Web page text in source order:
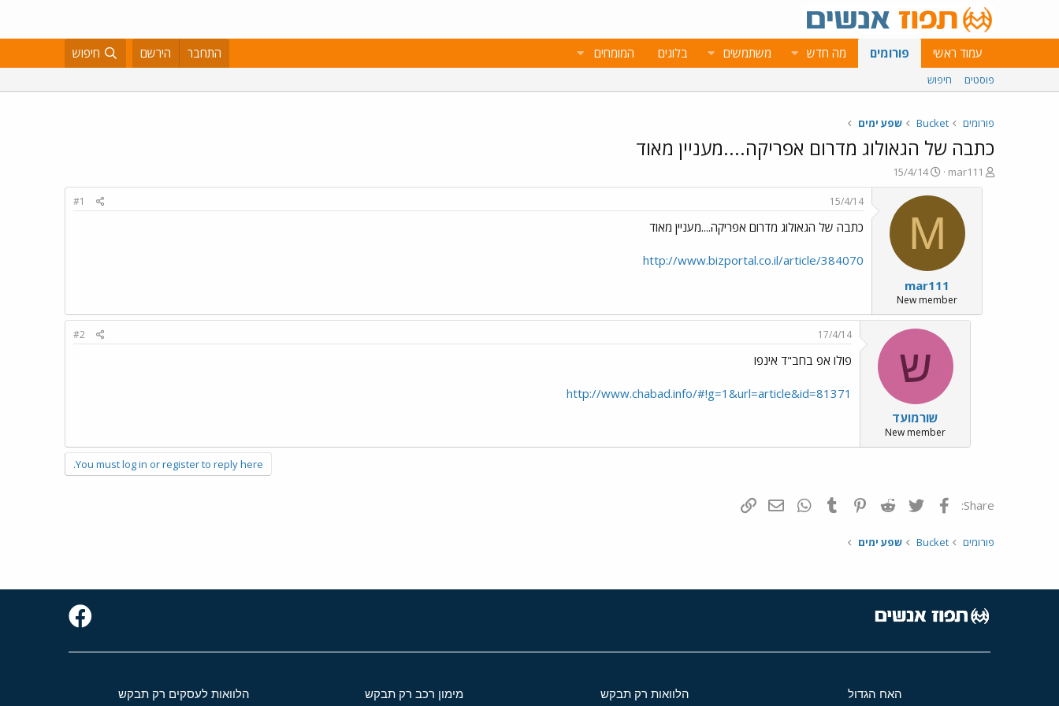
עמוד ראשי פורומים מה חדש משתמשים בלוגים המומחים התחבר הירשם חיפוש
פוסטים חיפוש
פורומים Bucket שפע ימים
כתבה של הגאולוג מדרום אפריקה....מעניין מאוד
פ
ו
mar111
פ
ו
ר
ם
ב
א
ר
י
ך
15/4/14
M
mar111
New member
15/4/14
#1
כתבה של הגאולוג מדרום אפריקה....מעניין מאוד
http://www.bizportal.co.il/article/384070
ש
שורמועד
New member
17/4/14
#2
פולו אפ בחב"ד אינפו
http://www.chabad.info/#!g=1&url=article&id=81371
You must log in or register to reply here.
Share: פייסבוק Twitter
Reddit
Pinterest
Tumblr
WhatsAppדואר אלקטרוני
פורומים Bucket שפע ימים
האח הגדול הלוואות רק תבקש מימון רכב רק תבקש הלוואות לעסקים רק תבקש